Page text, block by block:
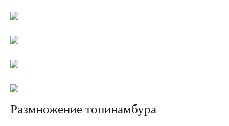
Размножение топинамбура